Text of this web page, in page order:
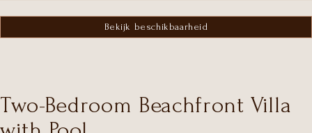
Bekijk beschikbaarheid
Two-Bedroom Beachfront Villa